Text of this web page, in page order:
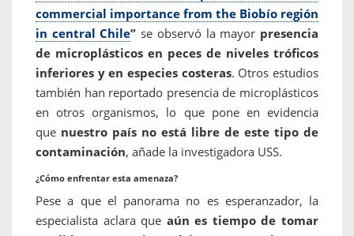
commercial importance from the Biobío región
in central Chile” se observó la mayor presencia
de microplásticos en peces de niveles tróficos
inferiores y en especies costeras. Otros estudios
también han reportado presencia de microplásticos
en otros organismos, lo que pone en evidencia
que nuestro país no está libre de este tipo de
contaminación, añade la investigadora USS.
¿Cómo enfrentar esta amenaza?
Pese a que el panorama no es esperanzador, la
especialista aclara que aún es tiempo de tomar